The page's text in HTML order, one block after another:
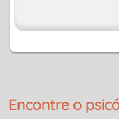
Encontre o